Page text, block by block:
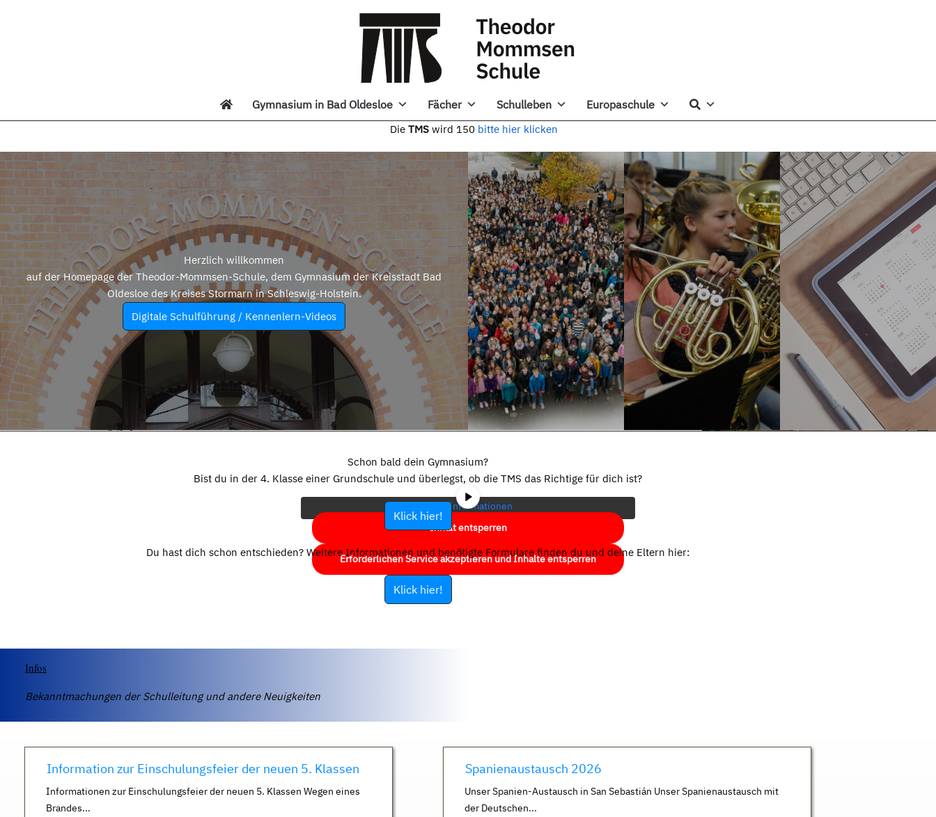
Gymnasium in Bad Oldesloe Fächer Schulleben Europaschule
Die TMS wird 150 bitte hier klicken
Herzlich willkommen
auf der Homepage der Theodor-Mommsen-Schule, dem Gymnasium der Kreisstadt Bad
Oldesloe des Kreises Stormarn in Schleswig-Holstein.
Digitale Schulführung / Kennenlern-Videos
eigentlichen Inhalt zuzugreifen, klicken Sie auf die Schaltfläche unten.
Bitte beachten Sie, dass dabei Daten an Drittanbieter weitergegeben
werden.
Mehr Informationen
Inhalt entsperren
Erforderlichen Service akzeptieren und Inhalte entsperren
Schon bald dein Gymnasium?
Bist du in der 4. Klasse einer Grundschule und überlegst, ob die TMS das Richtige für dich ist?
Klick hier!
Du hast dich schon entschieden? Weitere Informationen und benötigte Formulare finden du und deine Eltern hier:
Klick hier!
Infos
Bekanntmachungen der Schulleitung und andere Neuigkeiten
Information zur Einschulungsfeier der neuen 5. Klassen
Informationen zur Einschulungsfeier der neuen 5. Klassen Wegen eines
Brandes...
Spanienaustausch 2026
Unser Spanien-Austausch in San Sebastián Unser Spanienaustausch mit
der Deutschen...